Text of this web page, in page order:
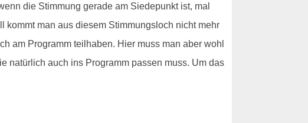
die Stimmung gerade am Siedepunkt ist, mal
man aus diesem Stimmungsloch nicht mehr
am Programm teilhaben. Hier muss man aber wohl
natürlich auch ins Programm passen muss. Um das